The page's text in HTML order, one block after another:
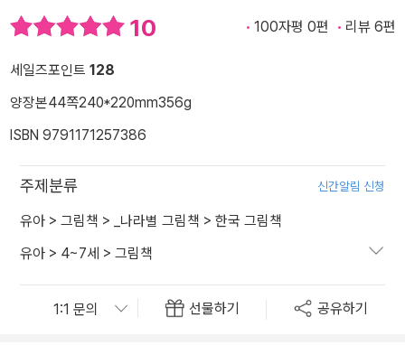
10 100자평 0편 리뷰 6편
세일즈포인트 128
양장본44쪽240*220mm356g
ISBN 9791171257386
주제분류 신간알림 신청
유아 > 그림책 > _나라별 그림책 > 한국 그림책
유아 > 4~7세 > 그림책
선물하기 공유하기